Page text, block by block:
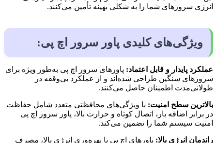
انرژی سرورهای شما را به شکلی بهینه تأمین می‌کنند.
ویژگی‌های کلیدی پاور سرور اچ پی:
عملکرد پایدار و قابل اعتماد: پاورهای سرور اچ پی به‌طور ویژه برای
سرورهای سنگین طراحی شده‌اند و از عملکرد بی‌وقفه در
طولانی‌مدت اطمینان حاصل می‌کنند.
بالاترین سطح امنیت: با ویژگی‌های محافظتی متعدد شامل حفاظت
در برابر اضافه بار، اتصال کوتاه و حرارت بالا، پاور سرور اچ پی
امنیت سیستم شما را تضمین می‌کند.
راندمان انرژی بالا: پاورهای اچ پی با بهره‌وری انرژی بالا، مصرف